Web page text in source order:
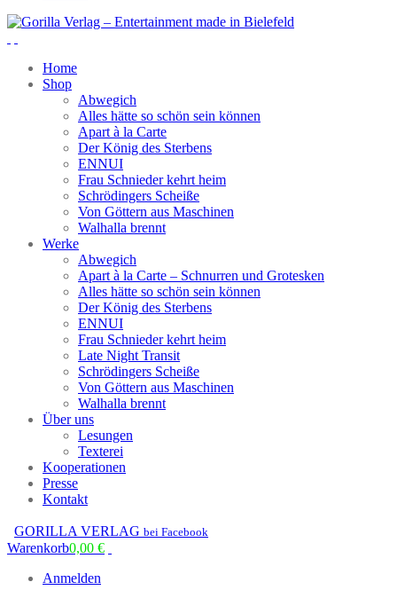
Home
Shop
Abwegich
Alles hätte so schön sein können
Apart à la Carte
Der König des Sterbens
ENNUI
Frau Schnieder kehrt heim
Schrödingers Scheiße
Von Göttern aus Maschinen
Walhalla brennt
Werke
Abwegich
Apart à la Carte – Schnurren und Grotesken
Alles hätte so schön sein können
Der König des Sterbens
ENNUI
Frau Schnieder kehrt heim
Late Night Transit
Schrödingers Scheiße
Von Göttern aus Maschinen
Walhalla brennt
Über uns
Lesungen
Texterei
Kooperationen
Presse
Kontakt
GORILLA VERLAG bei Facebook
Warenkorb0,00 €
Anmelden